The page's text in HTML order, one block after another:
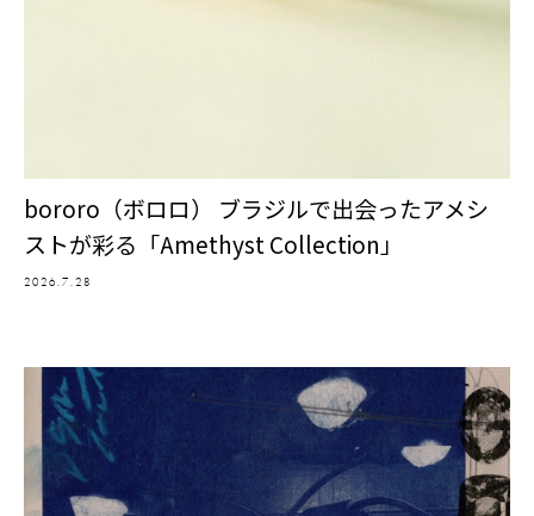
bororo（ボロロ） ブラジルで出会ったアメシ
ストが彩る「Amethyst Collection」
2026.7.28